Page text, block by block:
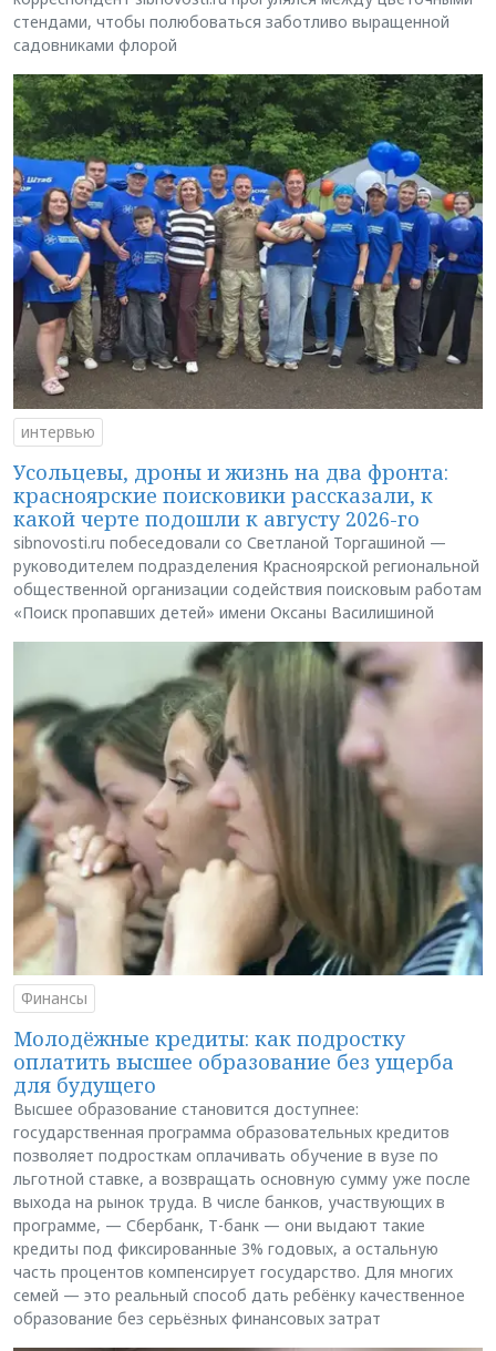
стендами, чтобы полюбоваться заботливо выращенной
садовниками флорой
интервью
Усольцевы, дроны и жизнь на два фронта:
красноярские поисковики рассказали, к
какой черте подошли к августу 2026-го
sibnovosti.ru побеседовали со Светланой Торгашиной —
руководителем подразделения Красноярской региональной
общественной организации содействия поисковым работам
«Поиск пропавших детей» имени Оксаны Василишиной
Финансы
Молодёжные кредиты: как подростку
оплатить высшее образование без ущерба
для будущего
Высшее образование становится доступнее:
государственная программа образовательных кредитов
позволяет подросткам оплачивать обучение в вузе по
льготной ставке, а возвращать основную сумму уже после
выхода на рынок труда. В числе банков, участвующих в
программе, — Сбербанк, Т-банк — они выдают такие
кредиты под фиксированные 3% годовых, а остальную
часть процентов компенсирует государство. Для многих
семей — это реальный способ дать ребёнку качественное
образование без серьёзных финансовых затрат